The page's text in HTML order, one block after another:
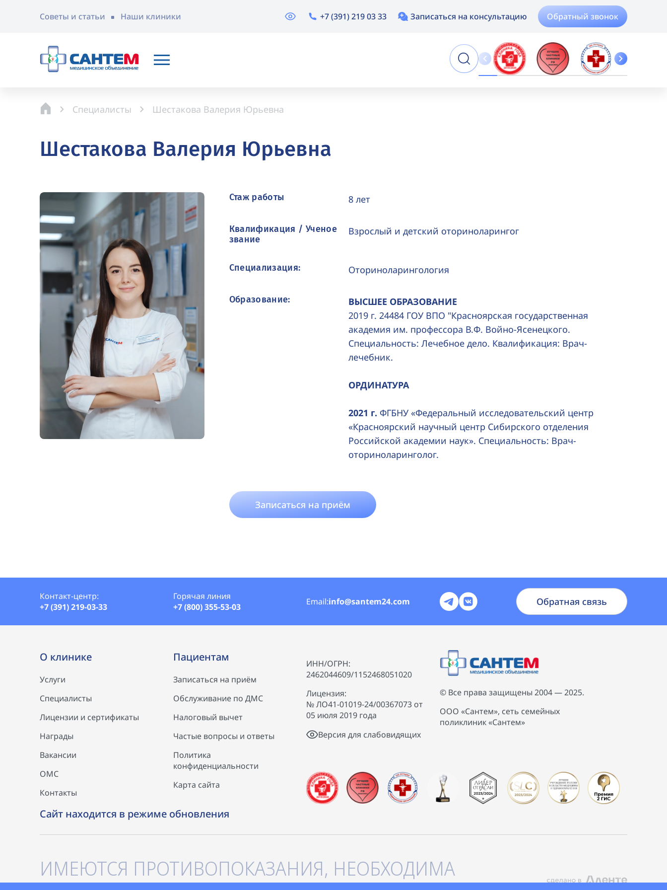
Советы и статьи Наши клиники +7 (391) 219 03 33 Записаться на консультацию Обратный звонок
Специалисты Шестакова Валерия Юрьевна
Шестакова Валерия Юрьевна
Стаж работы 8 лет
Квалификация / Ученое
звание
Взрослый и детский оториноларингог
Специализация: Оториноларингология
Образование:
ВЫСШЕЕ ОБРАЗОВАНИЕ
2019 г. 24484 ГОУ ВПО "Красноярская государственная
академия им. профессора В.Ф. Войно-Ясенецкого.
Специальность: Лечебное дело. Квалификация: Врач-
лечебник.
ОРДИНАТУРА
2021 г. ФГБНУ «Федеральный исследовательский центр
«Красноярский научный центр Сибирского отделения
Российской академии наук». Специальность: Врач-
оториноларинголог.
Записаться на приём
Контакт-центр:
+7 (391) 219-03-33
Горячая линия
+7 (800) 355-53-03
Email:info@santem24.com Обратная связь
О клинике
Услуги
Специалисты
Лицензии и сертификаты
Награды
Вакансии
ОМС
Контакты
Пациентам
Записаться на приём
Обслуживание по ДМС
Налоговый вычет
Частые вопросы и ответы
Политика
конфиденциальности
Карта сайта
Сайт находится в режиме обновления
ИНН/ОГРН:
2462044609/1152468051020
Лицензия:
№ ЛО41-01019-24/00367073 от
05 июля 2019 года
Версия для слабовидящих
© Все права защищены 2004 — 2025.
ООО «Сантем», сеть семейных
поликлиник «Сантем»
ИМЕЮТСЯ ПРОТИВОПОКАЗАНИЯ, НЕОБХОДИМА
Online